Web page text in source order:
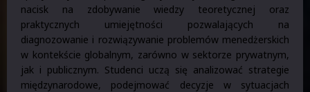
nacisk na zdobywanie wiedzy teoretycznej oraz
praktycznych umiejętności pozwalających na
diagnozowanie i rozwiązywanie problemów menedżerskich
w kontekście globalnym, zarówno w sektorze prywatnym,
jak i publicznym. Studenci uczą się analizować strategie
międzynarodowe, podejmować decyzje w sytuacjach